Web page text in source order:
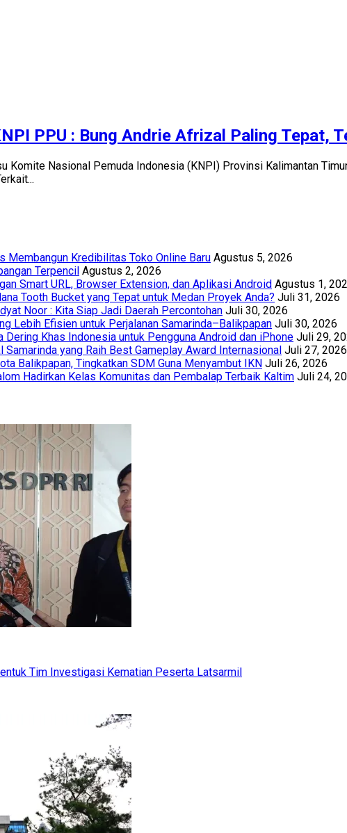
PPU : Bung Andrie Afrizal Paling Tepat,
Komite Nasional Pemuda Indonesia (KNPI) Provinsi Kalimantan
Membangun Kredibilitas Toko Online Baru Agustus 5, 2026
Terpencil Agustus 2, 2026
Smart URL, Browser Extension, dan Aplikasi Android Agustus 1,
Tooth Bucket yang Tepat untuk Medan Proyek Anda? Juli 31, 2026
Noor : Kita Siap Jadi Daerah Percontohan Juli 30, 2026
Lebih Efisien untuk Perjalanan Samarinda–Balikpapan Juli 30, 2026
Khas Indonesia untuk Pengguna Android dan iPhone Juli 29,
yang Raih Best Gameplay Award Internasional Juli 27, 2026
Balikpapan, Tingkatkan SDM Guna Menyambut IKN Juli 26, 2026
Hadirkan Kelas Komunitas dan Pembalap Terbaik Kaltim Juli 24,
Tim Investigasi Kematian Peserta Latsarmil